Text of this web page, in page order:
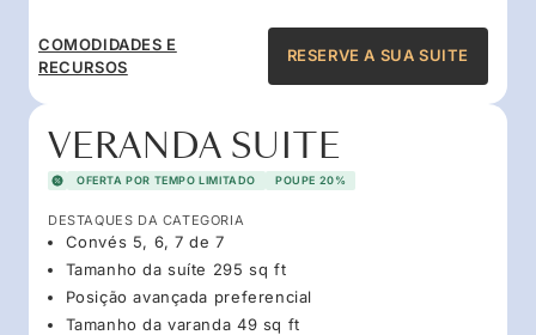
COMODIDADES E
RECURSOS
RESERVE A SUA SUITE
VERANDA SUITE
OFERTA POR TEMPO LIMITADO POUPE 20%
DESTAQUES DA CATEGORIA
Convés 5, 6, 7 de 7
Tamanho da suíte 295 sq ft
Posição avançada preferencial
Tamanho da varanda 49 sq ft